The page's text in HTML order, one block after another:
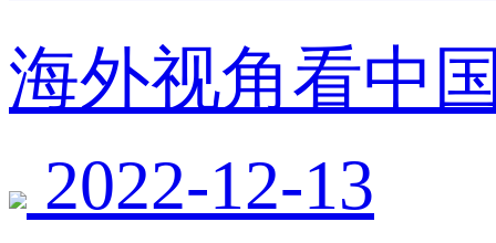
海外视角看中
2022-12-13